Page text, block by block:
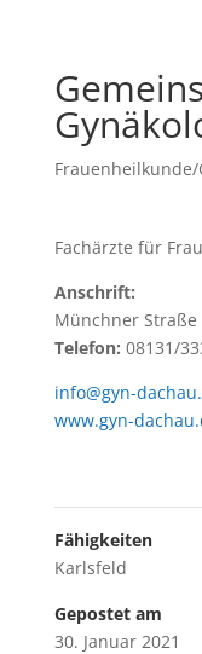
Fachärzte für
Anschrift:
Münchner Straße
Telefon: 08131/
info@gyn-
www.gyn-
Fähigkeiten
Karlsfeld
Gepostet am
30. Januar 2021